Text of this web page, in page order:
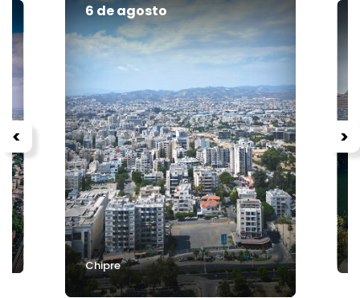
<
6 de agosto
Chipre
>